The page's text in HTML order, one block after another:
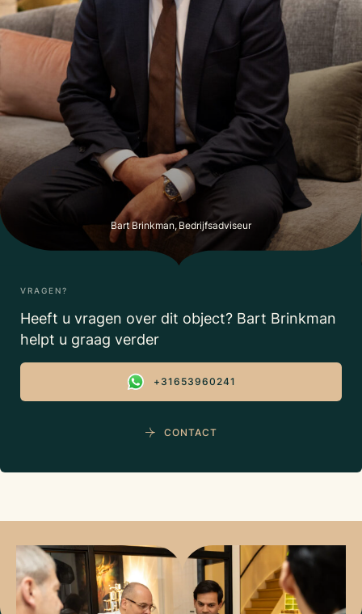
Bart Brinkman, Bedrijfsadviseur
VRAGEN?
Heeft u vragen over dit object? Bart Brinkman
helpt u graag verder
+31653960241
CONTACT